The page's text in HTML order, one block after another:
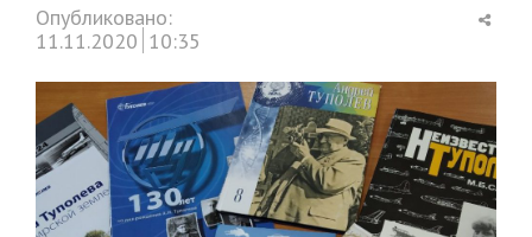
Опубликовано:
11.11.2020 10:35